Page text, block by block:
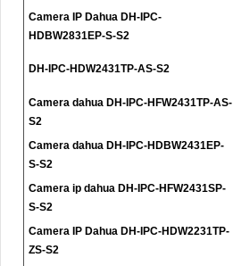
Camera IP Dahua DH-IPC-
HDBW2831EP-S-S2
DH-IPC-HDW2431TP-AS-S2
Camera dahua DH-IPC-HFW2431TP-AS-
S2
Camera dahua DH-IPC-HDBW2431EP-
S-S2
Camera ip dahua DH-IPC-HFW2431SP-
S-S2
Camera IP Dahua DH-IPC-HDW2231TP-
ZS-S2